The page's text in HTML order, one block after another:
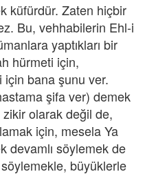
küfürdür. Zaten hiçbir
Bu, vehhabilerin Ehl-i
yaptıkları bir
hürmeti için,
bana şunu ver.
şifa ver) demek
zikir olarak değil de,
için, mesela Ya
devamlı söylemek de
büyüklerle